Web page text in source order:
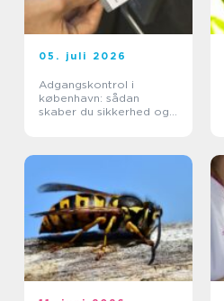
05. juli 2026
Adgangskontrol i
københavn: sådan
skaber du sikkerhed og